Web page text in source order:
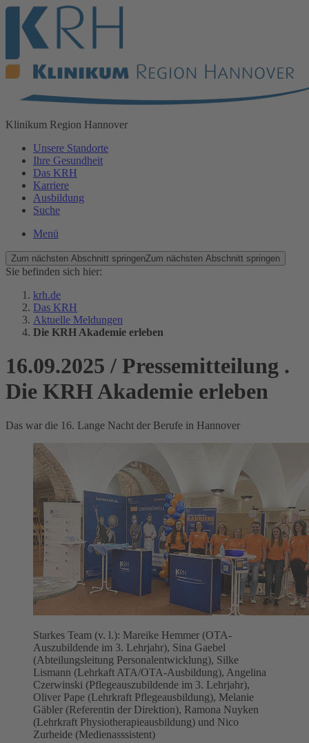
Klinikum Region Hannover
Unsere Standorte
Ihre Gesundheit
Das KRH
Karriere
Ausbildung
Suche
Menü
Zum nächsten Abschnitt springenZum nächsten Abschnitt springen
Sie befinden sich hier:
krh.de
Das KRH
Aktuelle Meldungen
Die KRH Akademie erleben
16.09.2025 / Pressemitteilung .
Die KRH Akademie erleben
Das war die 16. Lange Nacht der Berufe in Hannover
Starkes Team (v. l.): Mareike Hemmer (OTA-
Auszubildende im 3. Lehrjahr), Sina Gaebel
(Abteilungsleitung Personalentwicklung), Silke
Lismann (Lehrkaft ATA/OTA-Ausbildung), Angelina
Czerwinski (Pflegeauszubildende im 3. Lehrjahr),
Oliver Pape (Lehrkraft Pflegeausbildung), Melanie
Gäbler (Referentin der Direktion), Ramona Nuyken
(Lehrkraft Physiotherapieausbildung) und Nico
Zurheide (Medienasssistent)